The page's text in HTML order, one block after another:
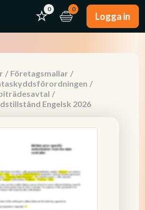
0 0
Logga in
/ Företagsmallar /
/
/
Engelsk 2026